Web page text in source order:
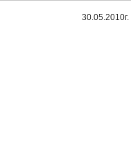
30.05.2010г.